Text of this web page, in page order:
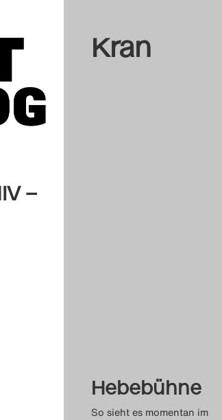
–
Kran
Hebebühne
So sieht es momentan im